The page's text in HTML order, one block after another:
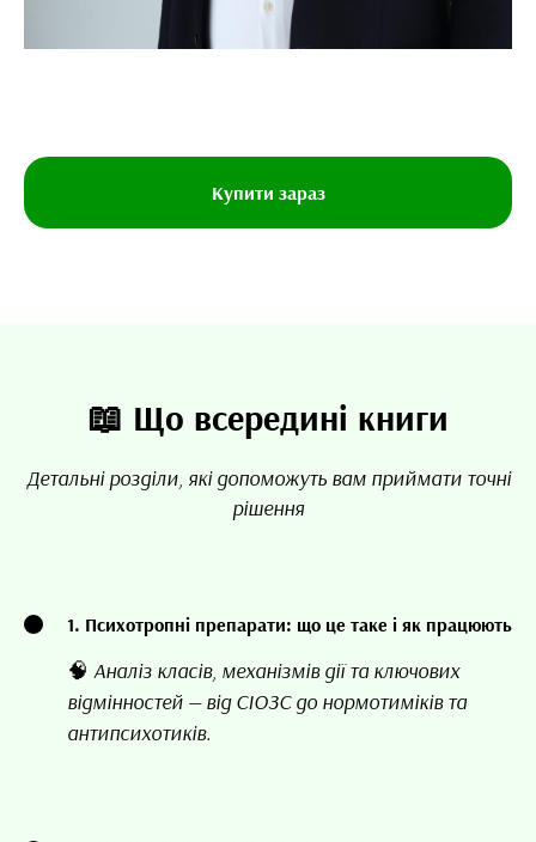
Купити зараз
📖 Що всередині книги
Детальні розділи, які допоможуть вам приймати точні
рішення
1. Психотропні препарати: що це таке і як працюють
🧠 Аналіз класів, механізмів дії та ключових
відмінностей — від СІОЗС до нормотиміків та
антипсихотиків.